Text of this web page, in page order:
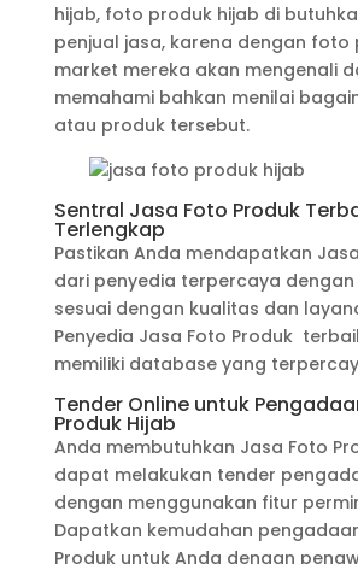
hijab, foto produk hijab di
penjual jasa, karena dengan
market mereka akan mengenali
memahami bahkan menilai
atau produk tersebut.
Sentral Jasa Foto Produk
Terlengkap
Pastikan Anda mendapatkan
dari penyedia terpercaya
sesuai dengan kualitas dan
Penyedia Jasa Foto Produk
memiliki database yang
Tender Online untuk
Produk Hijab
Anda membutuhkan Jasa Foto
dapat melakukan tender
dengan menggunakan fitur
Dapatkan kemudahan
Produk untuk Anda dengan